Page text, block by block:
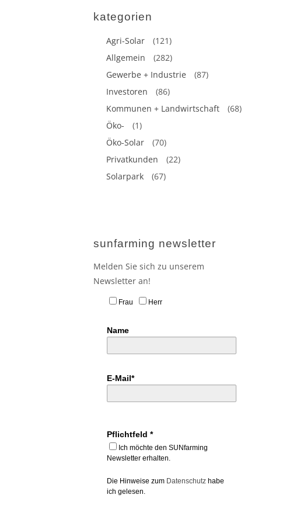
kategorien
Agri-Solar
(121)
Allgemein
(282)
Gewerbe + Industrie
(87)
Investoren
(86)
Kommunen + Landwirtschaft
(68)
Öko-
(1)
Öko-Solar
(70)
Privatkunden
(22)
Solarpark
(67)
sunfarming newsletter
Melden Sie sich zu unserem
Newsletter an!
Frau Herr
Name
E-Mail*
Pflichtfeld *
Ich möchte den SUNfarming
Newsletter erhalten.
Die Hinweise zum Datenschutz habe
ich gelesen.